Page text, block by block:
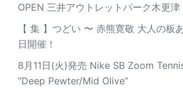
OPEN 三井アウトレットパーク木更津
【 集 】つどい 〜 赤熊寛敬 大人の板
日開催！
8月11日(火)発売 Nike SB Zoom
”Deep Pewter/Mid Olive”